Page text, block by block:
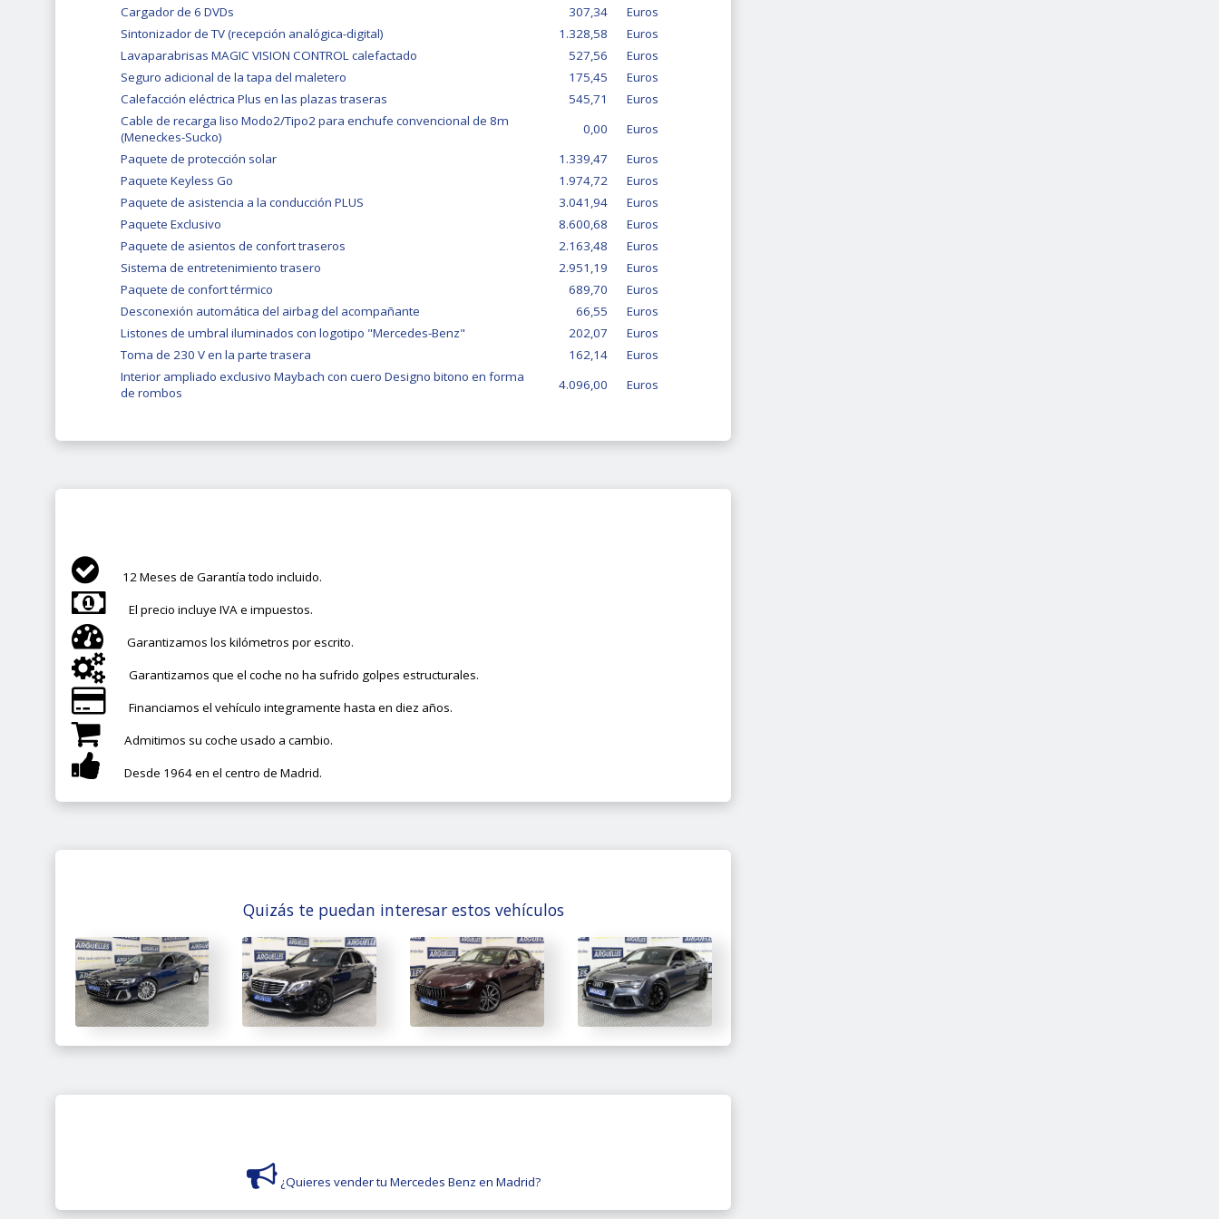
Cargador de 6 DVDs 307,34
Euros
Sintonizador de TV (recepción analógica-digital)
1.328,58
Euros
Lavaparabrisas MAGIC VISION CONTROL calefactado
527,56
Euros
Seguro adicional de la tapa del maletero
175,45
Euros
Calefacción eléctrica Plus en las plazas traseras
545,71
Euros
Cable de recarga liso Modo2/Tipo2 para enchufe convencional de 8m
(Meneckes-Sucko)
0,00
Euros
Paquete de protección solar
1.339,47
Euros
Paquete Keyless Go
1.974,72
Euros
Paquete de asistencia a la conducción PLUS
3.041,94
Euros
Paquete Exclusivo
8.600,68
Euros
Paquete de asientos de confort traseros
2.163,48
Euros
Sistema de entretenimiento trasero
2.951,19
Euros
Paquete de confort térmico
689,70
Euros
Desconexión automática del airbag del acompañante
66,55
Euros
Listones de umbral iluminados con logotipo "Mercedes-Benz"
202,07
Euros
Toma de 230 V en la parte trasera
162,14
Euros
Interior ampliado exclusivo Maybach con cuero Designo bitono en forma
de rombos
4.096,00 Euros
12 Meses de Garantía todo incluido.
El precio incluye IVA e impuestos.
Garantizamos los kilómetros por escrito.
Garantizamos que el coche no ha sufrido golpes estructurales.
Financiamos el vehículo integramente hasta en diez años.
Admitimos su coche usado a cambio.
Desde 1964 en el centro de Madrid.
Quizás te puedan interesar estos vehículos
¿Quieres vender tu Mercedes Benz en Madrid?